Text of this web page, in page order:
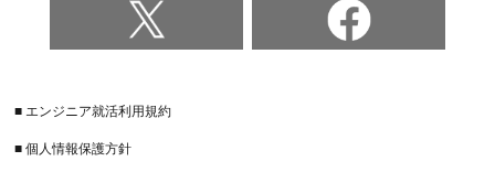
■ エンジニア就活利用規約
■ 個人情報保護方針